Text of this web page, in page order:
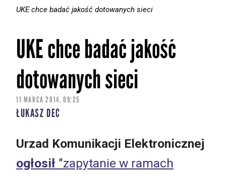
UKE chce badać jakość dotowanych sieci
UKE chce badać jakość
dotowanych sieci
11 MARCA 2014, 09:25
ŁUKASZ DEC
Urzad Komunikacji Elektronicznej
ogłosił "zapytanie w ramach